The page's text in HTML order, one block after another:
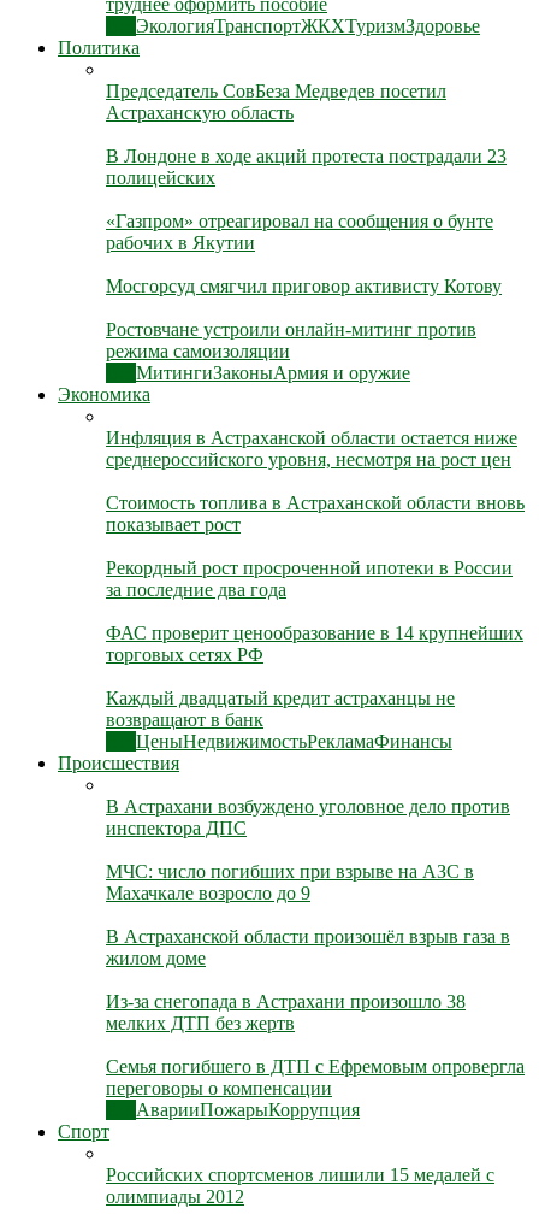
труднее оформить пособие
ЭкологияТранспортЖКХТуризмЗдоровье
Политика
Председатель СовБеза Медведев посетил
Астраханскую область
В Лондоне в ходе акций протеста пострадали 23
полицейских
«Газпром» отреагировал на сообщения о бунте
рабочих в Якутии
Мосгорсуд смягчил приговор активисту Котову
Ростовчане устроили онлайн-митинг против
режима самоизоляции
МитингиЗаконыАрмия и оружие
Экономика
Инфляция в Астраханской области остается ниже
среднероссийского уровня, несмотря на рост цен
Стоимость топлива в Астраханской области вновь
показывает рост
Рекордный рост просроченной ипотеки в России
за последние два года
ФАС проверит ценообразование в 14 крупнейших
торговых сетях РФ
Каждый двадцатый кредит астраханцы не
возвращают в банк
ЦеныНедвижимостьРекламаФинансы
Происшествия
В Астрахани возбуждено уголовное дело против
инспектора ДПС
МЧС: число погибших при взрыве на АЗС в
Махачкале возросло до 9
В Астраханской области произошёл взрыв газа в
жилом доме
Из-за снегопада в Астрахани произошло 38
мелких ДТП без жертв
Семья погибшего в ДТП с Ефремовым опровергла
переговоры о компенсации
АварииПожарыКоррупция
Спорт
Российских спортсменов лишили 15 медалей с
олимпиады 2012